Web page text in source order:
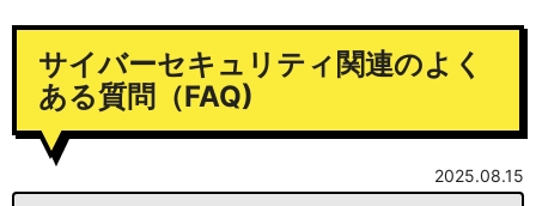
サイバーセキュリティ関連のよく
ある質問（FAQ)
2025.08.15